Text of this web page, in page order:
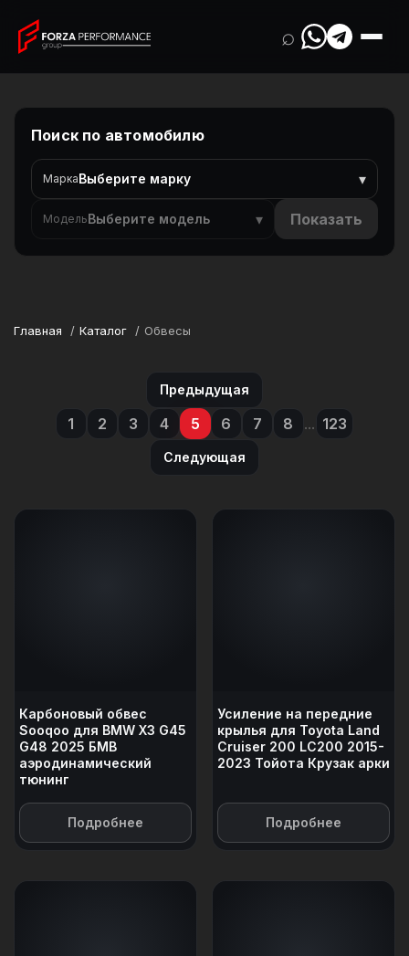
⌕
Поиск по автомобилю
МаркаВыберите марку ▾
МодельВыберите модель ▾ Показать
Главная Каталог Обвесы
Предыдущая
1 2 3 4 5 6 7 8 ... 123
Следующая
Карбоновый обвес
Sooqoo для BMW X3 G45
G48 2025 БМВ
аэродинамический
тюнинг
Подробнее
Усиление на передние
крылья для Toyota Land
Cruiser 200 LC200 2015-
2023 Тойота Крузак арки
Подробнее